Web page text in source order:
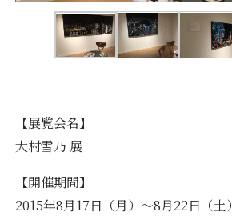
【展覧会名】
大村雪乃 展
【開催期間】
2015年8月17日（月）～8月22日（土）